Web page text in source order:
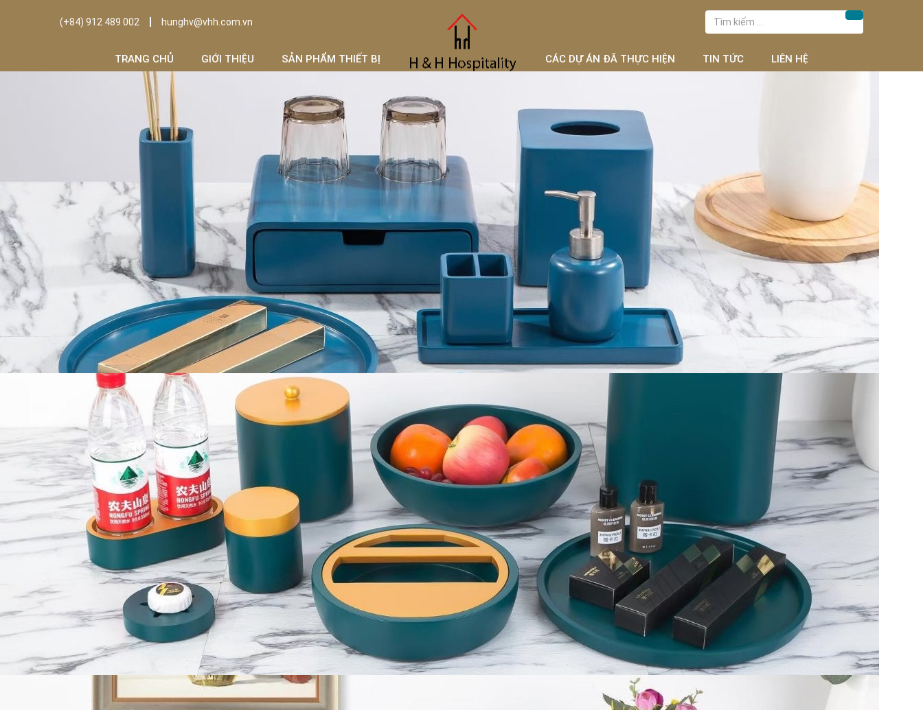
(+84) 912 489 002 hunghv@vhh.com.vn
Tìm
kiếm
cho:
Tìm kiếm
TRANG CHỦ GIỚI THIỆU SẢN PHẨM THIẾT BỊ CÁC DỰ ÁN ĐÃ THỰC HIỆN TIN TỨC LIÊN HỆ